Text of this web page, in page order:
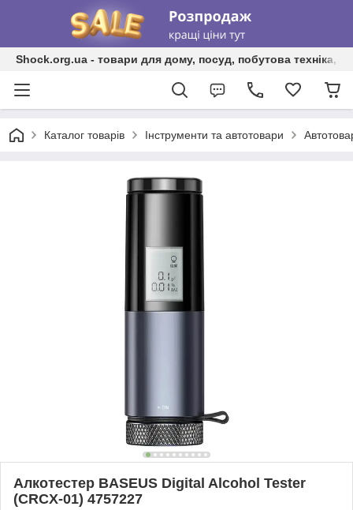
Shock.org.ua - товари для дому, посуд, побутова техніка,
Каталог товарів Інструменти та автотовари
Алкотестер BASEUS Digital Alcohol Tester
(CRCX-01) 4757227